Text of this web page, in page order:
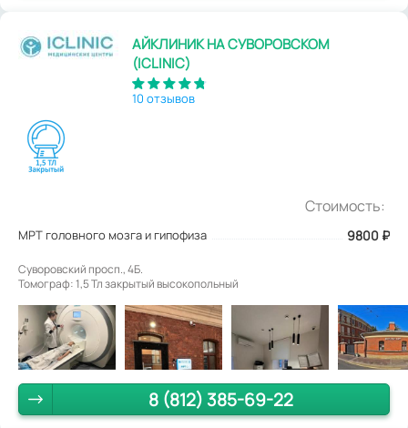
АЙКЛИНИК НА СУВОРОВСКОМ
(ICLINIC)
10 отзывов
Стоимость:
МРТ головного мозга и гипофиза 9800 ₽
Суворовский просп., 4Б.
Томограф: 1,5 Тл закрытый высокопольный
8 (812) 385-69-22